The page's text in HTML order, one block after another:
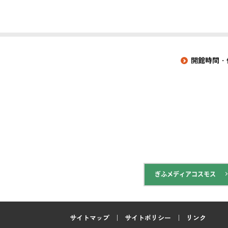
開館時間
ぎふメディアコスモス
サイトマップ サイトポリシー リンク